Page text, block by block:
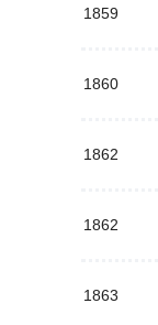
1859
1860
1862
1862
1863